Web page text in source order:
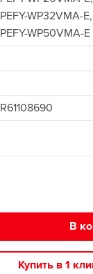
PEFY-WP32VMA-
PEFY-WP50VMA-E
R61108690
В
Купить в 1